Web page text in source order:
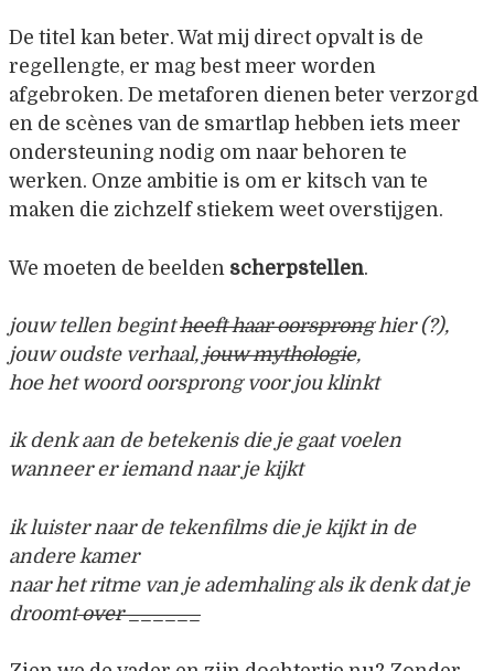
De titel kan beter. Wat mij direct opvalt is de
regellengte, er mag best meer worden
afgebroken. De metaforen dienen beter verzorgd
en de scènes van de smartlap hebben iets meer
ondersteuning nodig om naar behoren te
werken. Onze ambitie is om er kitsch van te
maken die zichzelf stiekem weet overstijgen.
We moeten de beelden scherpstellen.
jouw tellen begintheeft haar oorspronghier (?),
jouw oudste verhaal, jouw mythologie,
hoe het woord oorsprong voor jou klinkt
ik denk aan de betekenis die je gaat voelen
wanneer er iemand naar je kijkt
ik luister naar de tekenfilms die je kijkt in de
andere kamer
naar het ritme van je ademhaling als ik denk dat je
droomtover ______